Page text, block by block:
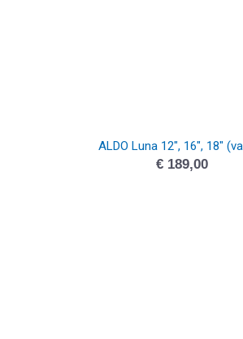
ALDO Luna 12″, 16″, 18″
€189,00